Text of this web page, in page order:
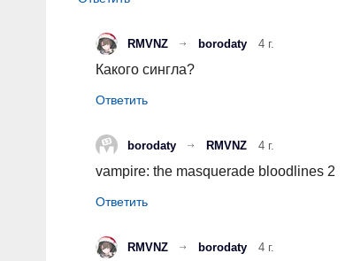
RMVNZ borodaty 4 г.
Какого сингла?
borodaty RMVNZ 4 г.
vampire: the masquerade bloodlines 2
RMVNZ borodaty 4 г.